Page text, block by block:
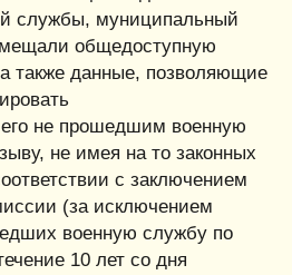
службы, муниципальный
общедоступную
также данные, позволяющие
его не прошедшим военную
не имея на то законных
с заключением
(за исключением
военную службу по
10 лет со дня